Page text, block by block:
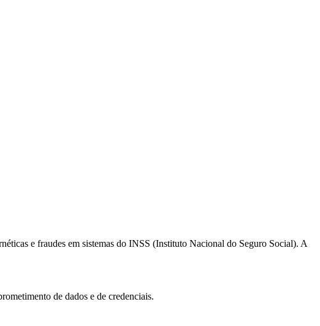
e fraudes em sistemas do INSS (Instituto Nacional do Seguro Social). A
de dados e de credenciais.